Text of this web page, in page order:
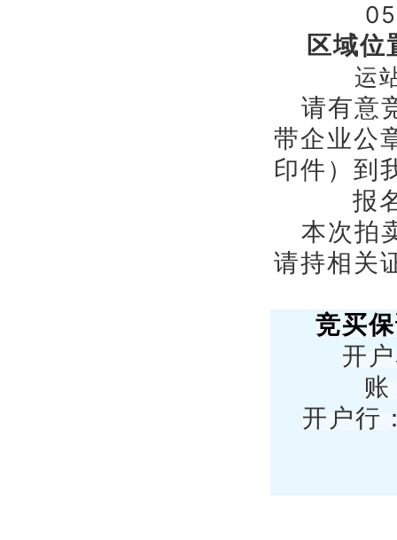
区域位
运
请有意
带企业公
印件）到
报
本次拍
请持相关
竞买
开
开户行